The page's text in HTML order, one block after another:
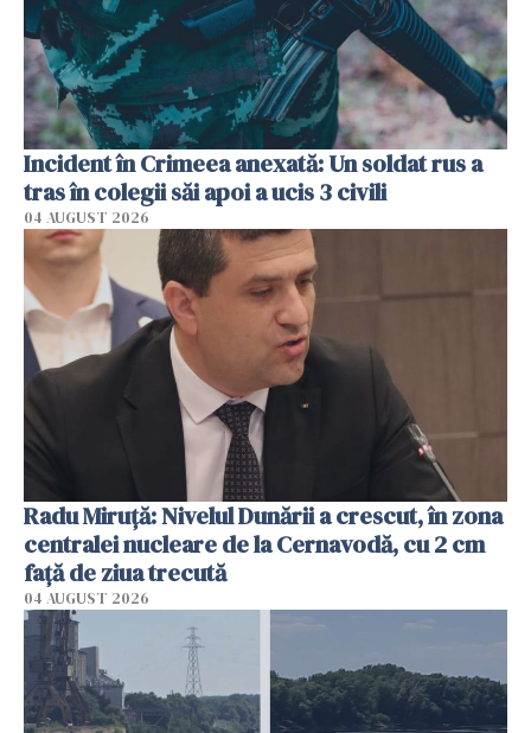
Incident în Crimeea anexată: Un soldat rus a
tras în colegii săi apoi a ucis 3 civili
04 AUGUST 2026
Radu Miruţă: Nivelul Dunării a crescut, în zona
centralei nucleare de la Cernavodă, cu 2 cm
faţă de ziua trecută
04 AUGUST 2026